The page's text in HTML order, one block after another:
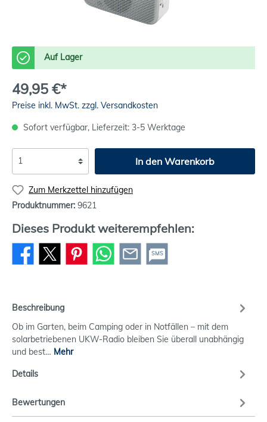
Auf Lager
49,95 €*
Preise inkl. MwSt. zzgl. Versandkosten
Sofort verfügbar, Lieferzeit: 3-5 Werktage
In den Warenkorb
Zum Merkzettel hinzufügen
Produktnummer: 9621
Dieses Produkt weiterempfehlen:
SMS
Beschreibung
Ob im Garten, beim Camping oder in Notfällen – mit dem
solarbetriebenen UKW-Radio bleiben Sie überall unabhängig
und best… Mehr
Details
Bewertungen